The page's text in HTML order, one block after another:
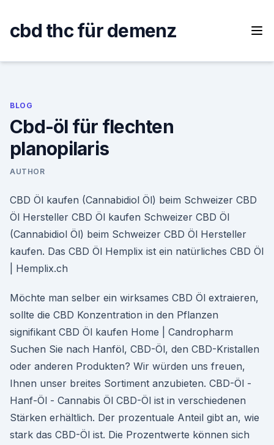
content
cbd thc für demenz
BLOG
Cbd-öl für flechten
planopilaris
AUTHOR
CBD Öl kaufen (Cannabidiol Öl) beim Schweizer CBD
Öl Hersteller CBD Öl kaufen Schweizer CBD Öl
(Cannabidiol Öl) beim Schweizer CBD Öl Hersteller
kaufen. Das CBD Öl Hemplix ist ein natürliches CBD Öl
| Hemplix.ch
Möchte man selber ein wirksames CBD Öl extraieren,
sollte die CBD Konzentration in den Pflanzen
signifikant CBD Öl kaufen Home | Candropharm
Suchen Sie nach Hanföl, CBD-Öl, den CBD-Kristallen
oder anderen Produkten? Wir würden uns freuen,
Ihnen unser breites Sortiment anzubieten. CBD-Öl -
Hanf-Öl - Cannabis Öl CBD-Öl ist in verschiedenen
Stärken erhältlich. Der prozentuale Anteil gibt an, wie
stark das CBD-Öl ist. Die Prozentwerte können sich